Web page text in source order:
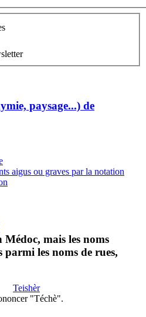
paysage...) de
aigus ou graves par la notation
Médoc, mais les noms
parmi les noms de rues,
Teishèr
"Téchè".